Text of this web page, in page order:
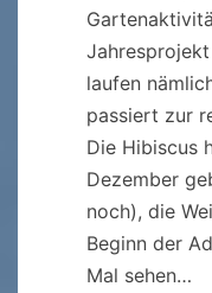
laufen
passiert zur
Die Hibiscus
Dezember
noch), die
Beginn der
Mal sehen…